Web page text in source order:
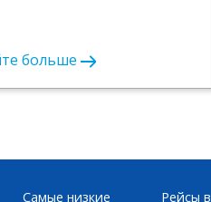
больше
Самые низкие Рейсы в